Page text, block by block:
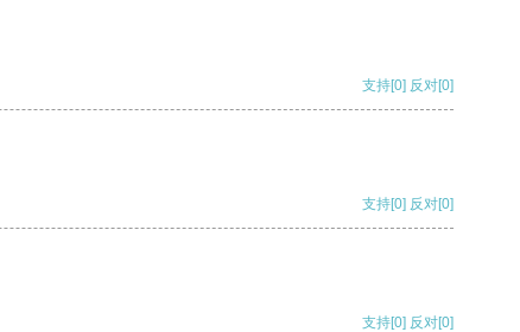
支持[0] 反对[0]
支持[0] 反对[0]
支持[0] 反对[0]